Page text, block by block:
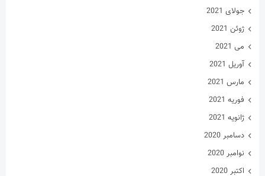
مارس 2021
فوریه 2021
ژانویه 2021
دسامبر 2020
نوامبر 2020
اکتبر 2020
سپتامبر 2020
آگوست 2020
جولای 2020
ژوئن 2020